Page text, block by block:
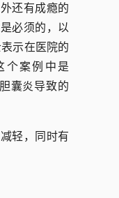
还有成瘾的
必须的，以
示在医院的
个案例中是
囊炎导致的
轻，同时有